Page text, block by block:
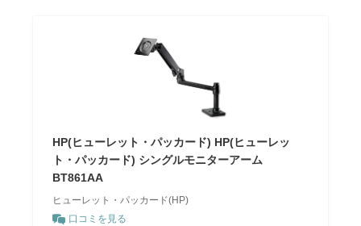
HP(ヒューレット・パッカード) HP(ヒューレッ
ト・パッカード) シングルモニターアーム
BT861AA
ヒューレット・パッカード(HP)
口コミを見る